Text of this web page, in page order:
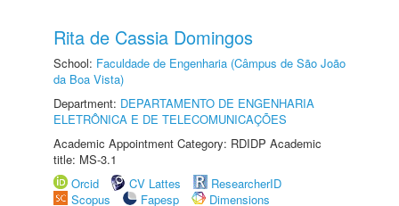
Rita de Cassia Domingos
School: Faculdade de Engenharia (Câmpus de São João
da Boa Vista)
Department: DEPARTAMENTO DE ENGENHARIA
ELETRÔNICA E DE TELECOMUNICAÇÕES
Academic Appointment Category: RDIDP Academic
title: MS-3.1
Orcid
CV Lattes
ResearcherID
Scopus
Fapesp
Dimensions